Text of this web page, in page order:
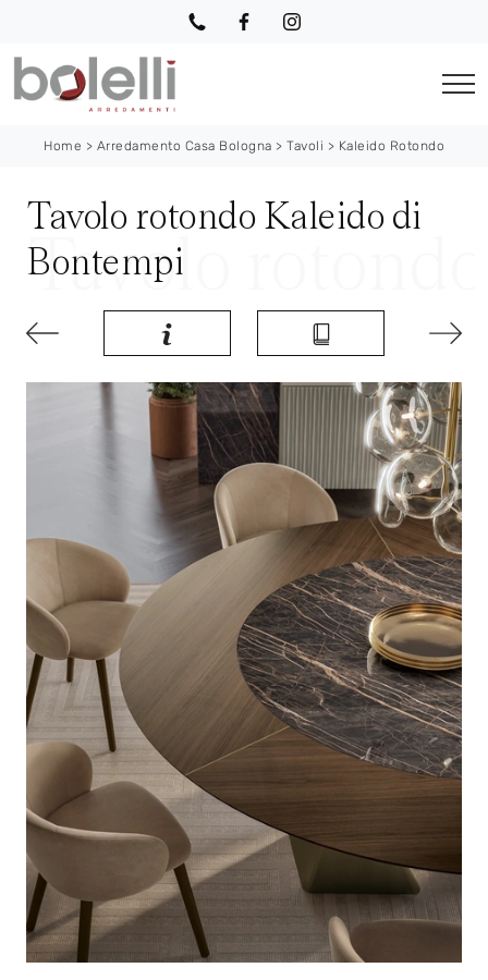
Home > Arredamento Casa Bologna > Tavoli > Kaleido Rotondo
Tavolo rotondo Kaleido di
Bontempi